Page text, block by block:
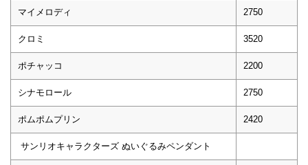
マイメロディ 2750
クロミ 3520
ポチャッコ 2200
シナモロール 2750
ポムポムプリン 2420
サンリオキャラクターズ ぬいぐるみペンダント